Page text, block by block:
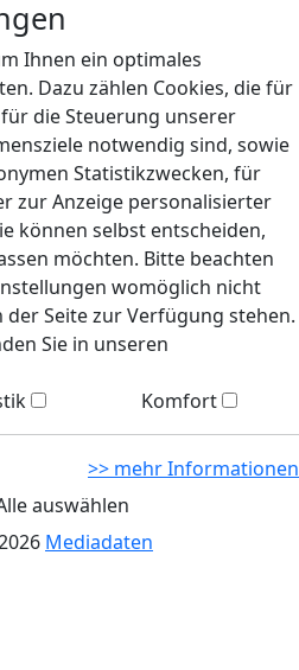
Ihnen ein optimales
Dazu zählen Cookies, die für
die Steuerung unserer
notwendig sind, sowie
Statistikzwecken, für
zur Anzeige personalisierter
können selbst entscheiden,
möchten. Bitte beachten
womöglich nicht
Seite zur Verfügung stehen.
Sie in unseren
Komfort
>> mehr Informationen
auswählen
Mediadaten